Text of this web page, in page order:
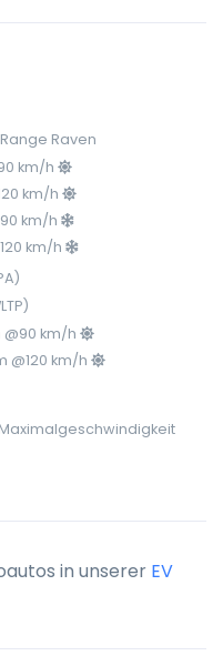
Raven
km/h
km/h
km/h
km/h
@90 km/h
@120 km/h
in unserer EV